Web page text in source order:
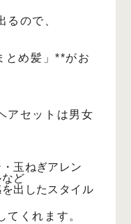
るので、
とめ髪」**がお
アセットは男女
玉ねぎアレン
ど
出したスタイル
てくれます。